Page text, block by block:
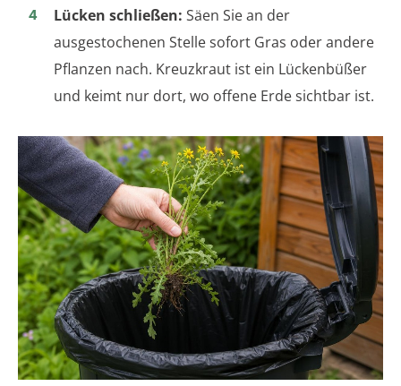
Lücken schließen: Säen Sie an der
ausgestochenen Stelle sofort Gras oder andere
Pflanzen nach. Kreuzkraut ist ein Lückenbüßer
und keimt nur dort, wo offene Erde sichtbar ist.